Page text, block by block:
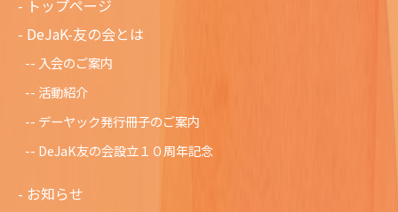
トップページ
DeJaK-友の会とは
入会のご案内
活動紹介
デーヤック発行冊子のご案内
DeJaK友の会設立１０周年記念
お知らせ